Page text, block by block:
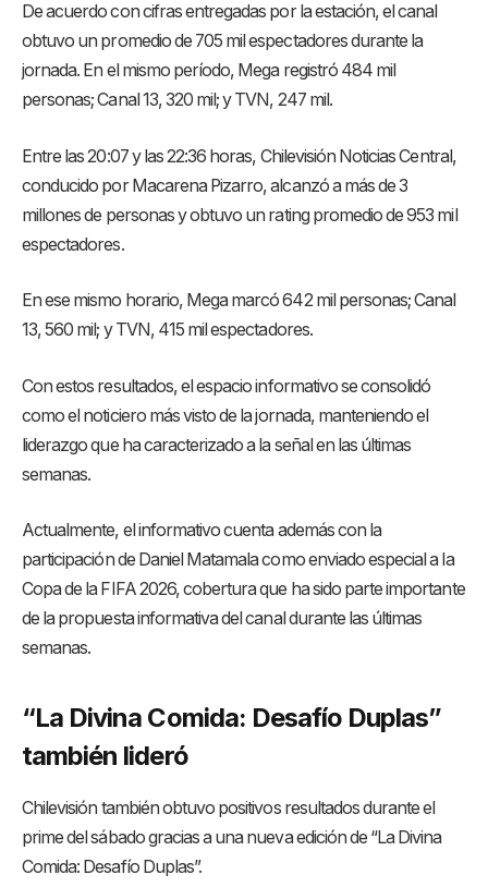
De acuerdo con cifras entregadas por la estación, el canal
obtuvo un promedio de 705 mil espectadores durante la
jornada. En el mismo período, Mega registró 484 mil
personas; Canal 13, 320 mil; y TVN, 247 mil.
Entre las 20:07 y las 22:36 horas, Chilevisión Noticias Central,
conducido por Macarena Pizarro, alcanzó a más de 3
millones de personas y obtuvo un rating promedio de 953 mil
espectadores.
En ese mismo horario, Mega marcó 642 mil personas; Canal
13, 560 mil; y TVN, 415 mil espectadores.
Con estos resultados, el espacio informativo se consolidó
como el noticiero más visto de la jornada, manteniendo el
liderazgo que ha caracterizado a la señal en las últimas
semanas.
Actualmente, el informativo cuenta además con la
participación de Daniel Matamala como enviado especial a la
Copa de la FIFA 2026, cobertura que ha sido parte importante
de la propuesta informativa del canal durante las últimas
semanas.
“La Divina Comida: Desafío Duplas”
también lideró
Chilevisión también obtuvo positivos resultados durante el
prime del sábado gracias a una nueva edición de “La Divina
Comida: Desafío Duplas”.